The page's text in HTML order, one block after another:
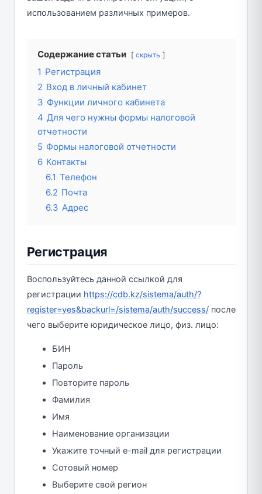
использованием различных примеров.
Содержание статьи скрыть
1 Регистрация
2 Вход в личный кабинет
3 Функции личного кабинета
4 Для чего нужны формы налоговой
отчетности
5 Формы налоговой отчетности
6 Контакты
6.1 Телефон
6.2 Почта
6.3 Адрес
Регистрация
Воспользуйтесь данной ссылкой для
регистрации https://cdb.kz/sistema/auth/?
register=yes&backurl=/sistema/auth/success/после
чего выберите юридическое лицо, физ. лицо:
БИН
Пароль
Повторите пароль
Фамилия
Имя
Наименование организации
Укажите точный e-mail для регистрации
Сотовый номер
Выберите свой регион